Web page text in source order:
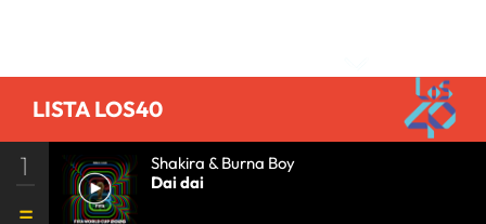
LISTA LOS40
1
Shakira & Burna Boy
Dai dai